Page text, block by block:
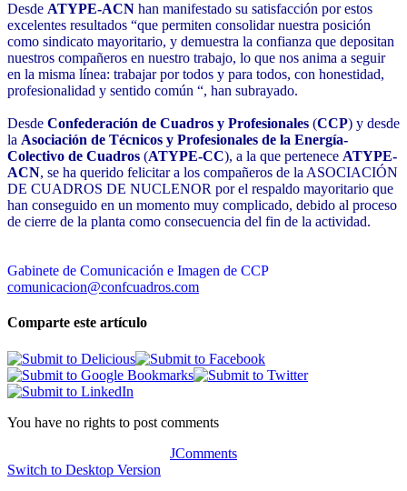
Desde ATYPE-ACN han manifestado su satisfacción por estos
excelentes resultados “que permiten consolidar nuestra posición
como sindicato mayoritario, y demuestra la confianza que depositan
nuestros compañeros en nuestro trabajo, lo que nos anima a seguir
en la misma línea: trabajar por todos y para todos, con honestidad,
profesionalidad y sentido común “, han subrayado.
Desde Confederación de Cuadros y Profesionales (CCP) y desde
la Asociación de Técnicos y Profesionales de la Energía-
Colectivo de Cuadros (ATYPE-CC), a la que pertenece ATYPE-
ACN, se ha querido felicitar a los compañeros de la ASOCIACIÓN
DE CUADROS DE NUCLENOR por el respaldo mayoritario que
han conseguido en un momento muy complicado, debido al proceso
de cierre de la planta como consecuencia del fin de la actividad.
Gabinete de Comunicación e Imagen de CCP
comunicacion@confcuadros.com
Comparte este artículo
You have no rights to post comments
JComments
Switch to Desktop Version